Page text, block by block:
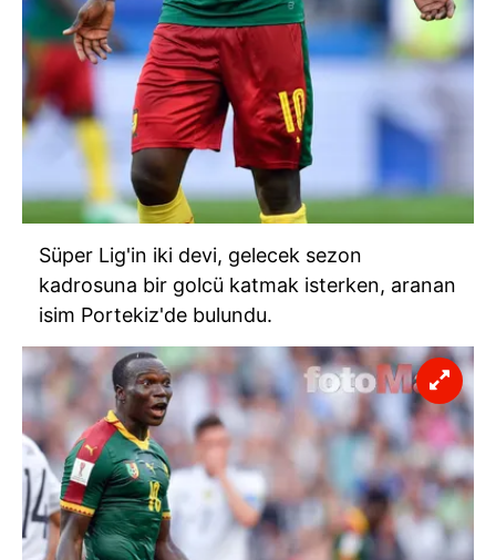
Süper Lig'in iki devi, gelecek sezon
kadrosuna bir golcü katmak isterken, aranan
isim Portekiz'de bulundu.